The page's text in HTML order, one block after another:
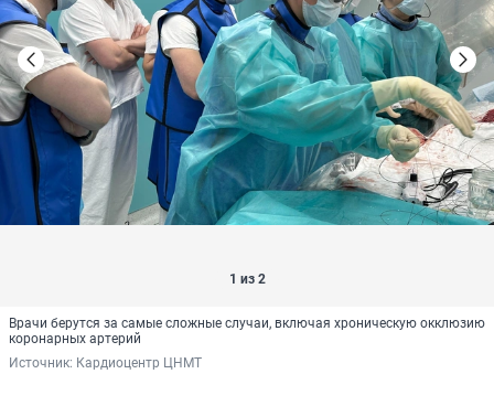
1 из 2
Врачи берутся за самые сложные случаи, включая хроническую окклюзию
коронарных артерий
Источник: Кардиоцентр ЦНМТ